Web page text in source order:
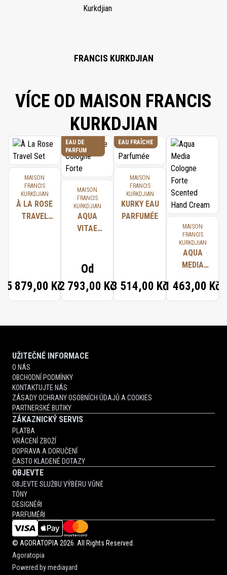
FRANCIS KURKDJIAN
VÍCE OD MAISON FRANCIS
KURKDJIAN
MAISON
FRANCIS
KURKDJIAN
À LA ROSE
TRAVEL
5 879,00 Kč
EAU DE
PARFUM
MAISON
FRANCIS
KURKDJIAN
AQUA
VITAE
Od
2 793,00 Kč
EAU FRAÎCHE
MAISON
FRANCIS
KURKDJIAN
KURKY EAU
PARFUMÉE
3 514,00 Kč
MAISON
FRANCIS
KURKDJIAN
AQUA
MEDIA
FORTE
SCENTED
CREAM
1 463,00 Kč
UŽITEČNÉ INFORMACE
O NÁS
OBCHODNÍ PODMÍNKY
KONTAKTUJTE NÁS
ZÁSADY OCHRANY OSOBNÍCH ÚDAJŮ A COOKIES
PARTNERSKÉ BUTIKY
ZÁKAZNICKÝ SERVIS
PLATBA
VRÁCENÍ ZBOŽÍ
DOPRAVA A DORUČENÍ
ČASTO KLADENÉ DOTAZY
OBJEVTE
OBJEVTE SLUŽBU VÝBĚRU VŮNĚ
TÓNY
DESIGNÉŘI
PARFUMÉŘI
© AGORATOPIA 2026. All Rights Reserved.
Agoratopia
Powered bymediayard